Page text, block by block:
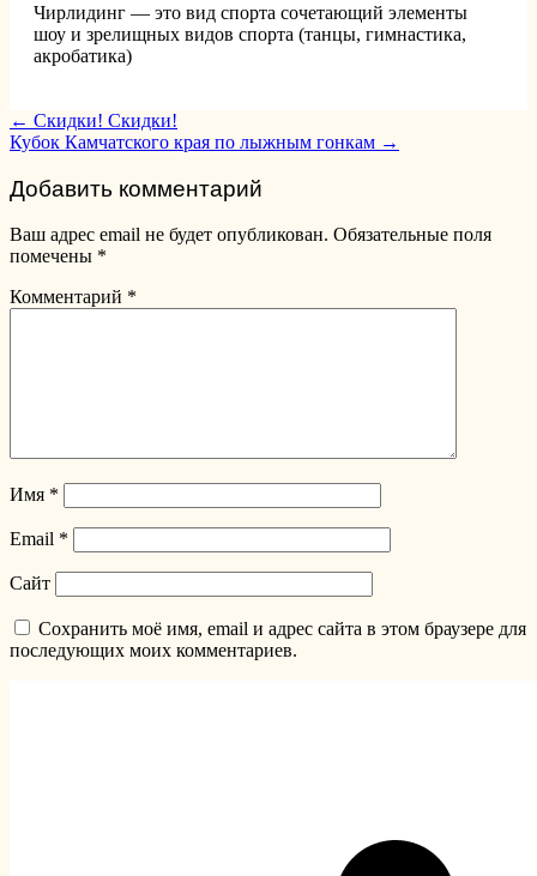
Чирлидинг — это вид спорта сочетающий элементы
шоу и зрелищных видов спорта (танцы, гимнастика,
акробатика)
Post
navigation
← Скидки! Скидки!
Кубок Камчатского края по лыжным гонкам →
Добавить комментарий
Ваш адрес email не будет опубликован. Обязательные поля
помечены *
Комментарий *
Имя *
Email *
Сайт
Сохранить моё имя, email и адрес сайта в этом браузере для
последующих моих комментариев.